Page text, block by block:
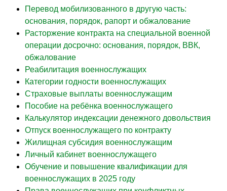
Перевод мобилизованного в другую часть:
основания, порядок, рапорт и обжалование
Расторжение контракта на специальной военной
операции досрочно: основания, порядок, ВВК,
обжалование
Реабилитация военнослужащих
Категории годности военнослужащих
Страховые выплаты военнослужащим
Пособие на ребёнка военнослужащего
Калькулятор индексации денежного довольствия
Отпуск военнослужащего по контракту
Жилищная субсидия военнослужащим
Личный кабинет военнослужащего
Обучение и повышение квалификации для
военнослужащих в 2025 году